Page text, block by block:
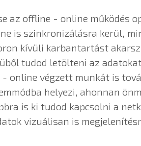
az offline - online működés
is szinkronizálásra kerül,
kívüli karbantartást
tudod letölteni az
online végzett munkát is
helyezi, ahonnan
is ki tudod kapcsolni a
vizuálisan is